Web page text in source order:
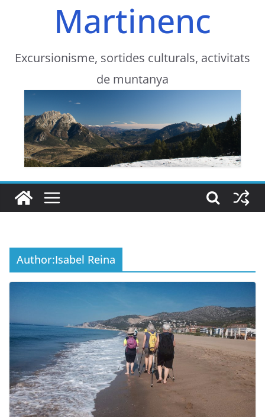
Martinenc
Excursionisme, sortides culturals, activitats
de muntanya
Author:Isabel Reina